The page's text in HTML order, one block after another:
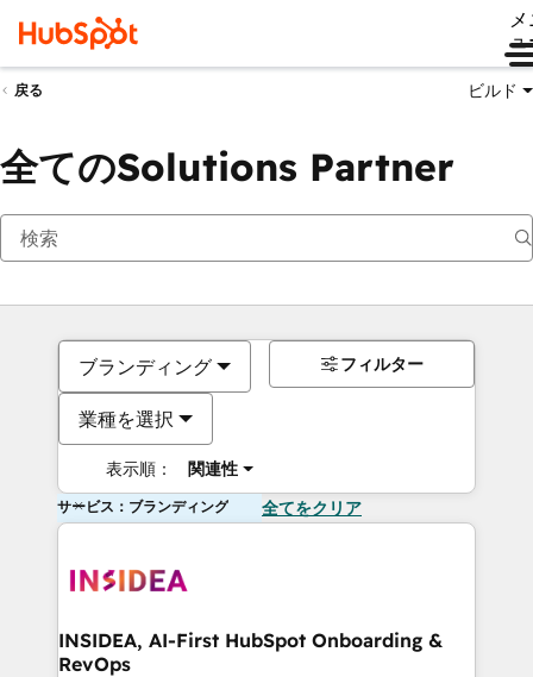
ュ
戻る ビルド
全てのSolutions Partner
ブランディング
業種を選択
表示順： 関連性
フィルター
サービス：ブランディング 全てをクリア
INSIDEA, AI-First HubSpot Onboarding &
RevOps